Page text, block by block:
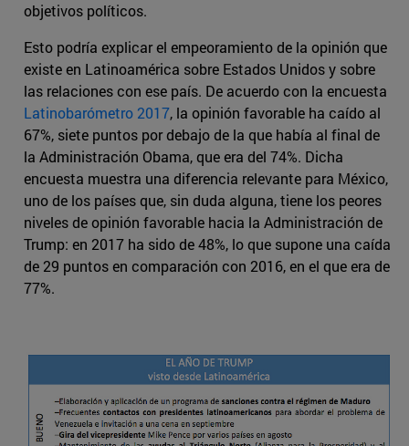
objetivos políticos.
Esto podría explicar el empeoramiento de la opinión que
existe en Latinoamérica sobre Estados Unidos y sobre
las relaciones con ese país. De acuerdo con la encuesta
Latinobarómetro 2017, la opinión favorable ha caído al
67%, siete puntos por debajo de la que había al final de
la Administración Obama, que era del 74%. Dicha
encuesta muestra una diferencia relevante para México,
uno de los países que, sin duda alguna, tiene los peores
niveles de opinión favorable hacia la Administración de
Trump: en 2017 ha sido de 48%, lo que supone una caída
de 29 puntos en comparación con 2016, en el que era de
77%.